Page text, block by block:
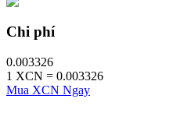
Chi phí
0.003326
1 XCN = 0.003326
Mua XCN Ngay